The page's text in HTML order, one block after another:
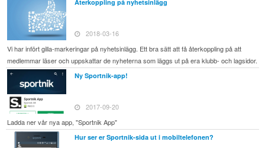
Återkoppling på nyhetsinlägg
2018-03-16
Vi har infört gilla-markeringar på nyhetsinlägg. Ett bra sätt att få återkoppling på att
medlemmar läser och uppskattar de nyheterna som läggs ut på era klubb- och lagsidor.
Ny Sportnik-app!
2017-09-20
Ladda ner vår nya app, "Sportnik App"
Hur ser er Sportnik-sida ut i mobiltelefonen?